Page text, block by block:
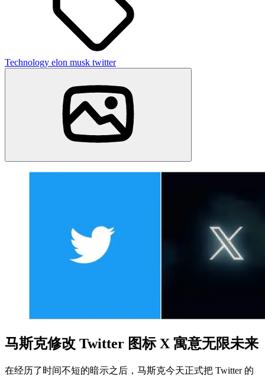
Technology elon musk twitter
马斯克修改 Twitter 图标 X 寓意无限未来
在经历了时间不短的暗示之后，马斯克今天正式把 Twitter 的